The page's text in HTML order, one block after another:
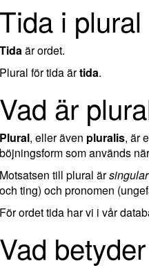
Tida i plural
Tidaär ordet.
Plural för tida ärtida.
Vad är
Plural, eller även pluralis, är
böjningsform som används
Motsatsen till plural ärsingular
och ting) och pronomen
För ordet tida har vi i vår
Vad